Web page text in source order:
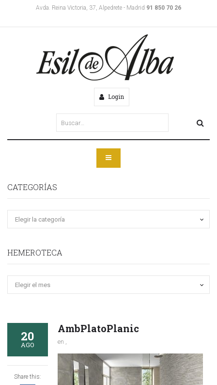
Avda. Reina Victoria, 37, Alpedrete - Madrid 91 850 70 26
Login
CATEGORÍAS
HEMEROTECA
20
AGO
Share this:
AmbPlatoPlanic
en ,